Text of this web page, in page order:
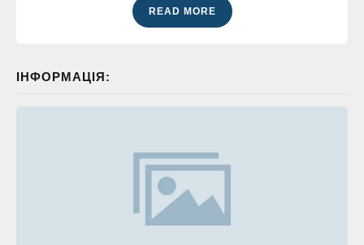
READ MORE
ІНФОРМАЦІЯ: